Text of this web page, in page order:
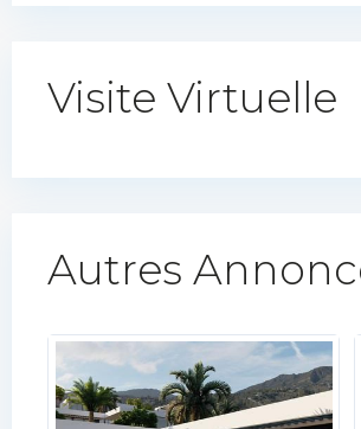
Visite Virtuelle
Autres